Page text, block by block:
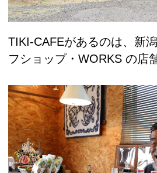
TIKI-CAFEがあるのは、新
フショップ・WORKS の店